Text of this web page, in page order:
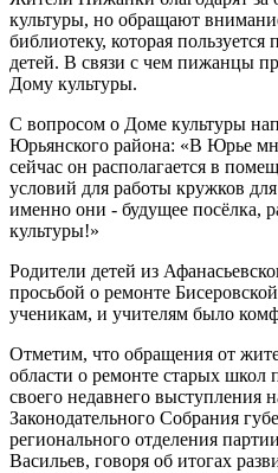
культуры, но обращают
библиотеку, которая
детей. В связи с чем пижанцы
Дому культуры.
С вопросом о Доме культуры
Юрьянского района: «В Юрье
сейчас он располагается в
условий для работы кружков
именно они - будущее
культуры!»
Родители детей из
просьбой о ремонте
ученикам, и учителям было
Отметим, что обращения от
области о ремонте старых школ
своего недавнего выступления
Законодательного Собрания
регионального отделения
Васильев, говоря об итогах